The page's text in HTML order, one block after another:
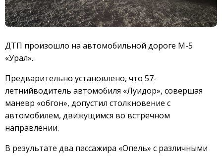
ДТП произошло на автомобильной дороге М-5
«Урал».
Предварительно установлено, что 57-
летнийводитель автомобиля «Луидор», совершая
маневр «обгон», допустил столкновение с
автомобилем, движущимся во встречном
направлении.
В результате два пассажира «Опель» с различными